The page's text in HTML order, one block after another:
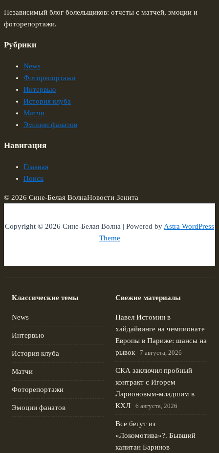
Независимый блог болельщиков: отчеты с матчей, эмоции и
фоторепортажи.
Рубрики
News
Фоторепортажи
Интервью
История клуба
Матчи
Эмоции фанатов
Навигация
Главная
Поиск
© 2026 Сине-Белая ВолнаНовости Зенита
Copyright © 2026 Сине-Белая Волна | Powered byAstra WordPress
Theme
Классические темы
News
Интервью
История клуба
Матчи
Фоторепортажи
Эмоции фанатов
Свежие материалы
Павел Истомин в
хайдайвинге на чемпионате
Европы в Париже: шансы на
рывок
7 августа, 2026
СКА заключил пробный
контракт с Игорем
Ларионовым‑младшим в
КХЛ
6 августа, 2026
Все бегут из
«Локомотива»?. Бывший
капитан Баринов